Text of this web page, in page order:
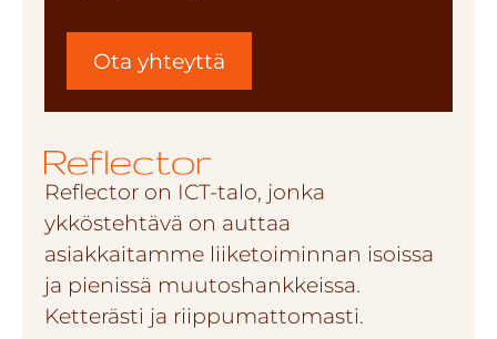
Ota yhteyttä
Reflector on ICT-talo, jonka
ykköstehtävä on auttaa
asiakkaitamme liiketoiminnan isoissa
ja pienissä muutoshankkeissa.
Ketterästi ja riippumattomasti.